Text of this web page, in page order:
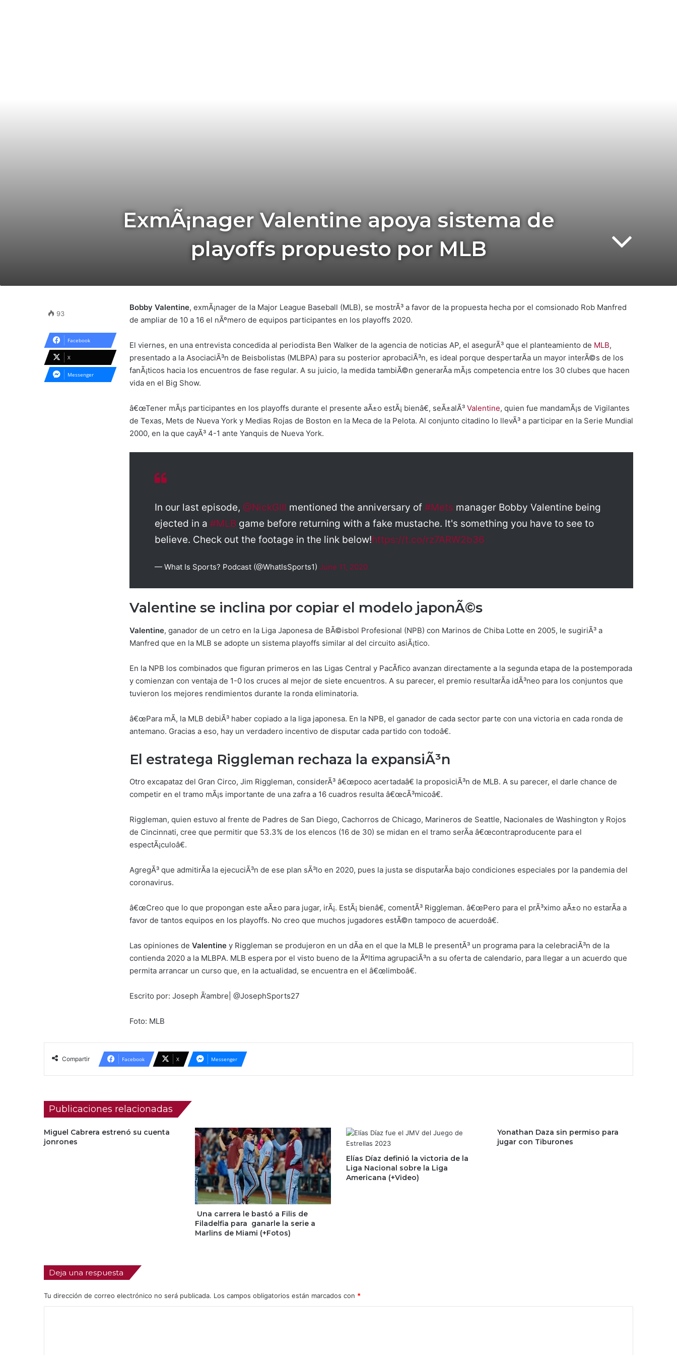
ExmÃ¡nager Valentine apoya sistema de
playoffs propuesto por MLB
Bobby Valentine, exmÃ¡nager de la Major League Baseball (MLB), se mostrÃ³ a favor de la propuesta hecha por el comsionado Rob Manfred
de ampliar de 10 a 16 el nÃºmero de equipos participantes en los playoffs 2020.
El viernes, en una entrevista concedida al periodista Ben Walker de la agencia de noticias AP, el asegurÃ³ que el planteamiento de MLB,
presentado a la AsociaciÃ³n de Beisbolistas (MLBPA) para su posterior aprobaciÃ³n, es ideal porque despertarÃ­a un mayor interÃ©s de los
fanÃ¡ticos hacia los encuentros de fase regular. A su juicio, la medida tambiÃ©n generarÃ­a mÃ¡s competencia entre los 30 clubes que hacen
vida en el Big Show.
â€œTener mÃ¡s participantes en los playoffs durante el presente aÃ±o estÃ¡ bienâ€, seÃ±alÃ³ Valentine, quien fue mandamÃ¡s de Vigilantes
de Texas, Mets de Nueva York y Medias Rojas de Boston en la Meca de la Pelota. Al conjunto citadino lo llevÃ³ a participar en la Serie Mundial
2000, en la que cayÃ³ 4-1 ante Yanquis de Nueva York.
In our last episode, @NickGIII mentioned the anniversary of #Mets manager Bobby Valentine being
ejected in a #MLB game before returning with a fake mustache. It's something you have to see to
believe. Check out the footage in the link below!https://t.co/rz7ARW2b36
— What Is Sports? Podcast (@WhatIsSports1) June 11, 2020
Valentine se inclina por copiar el modelo japonÃ©s
Valentine, ganador de un cetro en la Liga Japonesa de BÃ©isbol Profesional (NPB) con Marinos de Chiba Lotte en 2005, le sugiriÃ³ a
Manfred que en la MLB se adopte un sistema playoffs similar al del circuito asiÃ¡tico.
En la NPB los combinados que figuran primeros en las Ligas Central y PacÃ­fico avanzan directamente a la segunda etapa de la postemporada
y comienzan con ventaja de 1-0 los cruces al mejor de siete encuentros. A su parecer, el premio resultarÃ­a idÃ³neo para los conjuntos que
tuvieron los mejores rendimientos durante la ronda eliminatoria.
â€œPara mÃ­, la MLB debiÃ³ haber copiado a la liga japonesa. En la NPB, el ganador de cada sector parte con una victoria en cada ronda de
antemano. Gracias a eso, hay un verdadero incentivo de disputar cada partido con todoâ€.
El estratega Riggleman rechaza la expansiÃ³n
Otro excapataz del Gran Circo, Jim Riggleman, considerÃ³ â€œpoco acertadaâ€ la proposiciÃ³n de MLB. A su parecer, el darle chance de
competir en el tramo mÃ¡s importante de una zafra a 16 cuadros resulta â€œcÃ³micoâ€.
Riggleman, quien estuvo al frente de Padres de San Diego, Cachorros de Chicago, Marineros de Seattle, Nacionales de Washington y Rojos
de Cincinnati, cree que permitir que 53.3% de los elencos (16 de 30) se midan en el tramo serÃ­a â€œcontraproducente para el
espectÃ¡culoâ€.
AgregÃ³ que admitirÃ­a la ejecuciÃ³n de ese plan sÃ³lo en 2020, pues la justa se disputarÃ­a bajo condiciones especiales por la pandemia del
coronavirus.
â€œCreo que lo que propongan este aÃ±o para jugar, irÃ¡. EstÃ¡ bienâ€, comentÃ³ Riggleman. â€œPero para el prÃ³ximo aÃ±o no estarÃ­a a
favor de tantos equipos en los playoffs. No creo que muchos jugadores estÃ©n tampoco de acuerdoâ€.
Las opiniones de Valentine y Riggleman se produjeron en un dÃ­a en el que la MLB le presentÃ³ un programa para la celebraciÃ³n de la
contienda 2020 a la MLBPA. MLB espera por el visto bueno de la Ãºltima agrupaciÃ³n a su oferta de calendario, para llegar a un acuerdo que
permita arrancar un curso que, en la actualidad, se encuentra en el â€œlimboâ€.
Escrito por: Joseph Ã‘ambre| @JosephSports27
Foto: MLB
93
Facebook
X
Messenger
Compartir Facebook X Messenger
Publicaciones relacionadas
Miguel Cabrera estrenó su cuenta
jonrones
Una carrera le bastó a Filis de
Filadelfia para ganarle la serie a
Marlins de Miami (+Fotos)
Elías Díaz definió la victoria de la
Liga Nacional sobre la Liga
Americana (+Video)
Yonathan Daza sin permiso para
jugar con Tiburones
Deja una respuesta
Tu dirección de correo electrónico no será publicada. Los campos obligatorios están marcados con *